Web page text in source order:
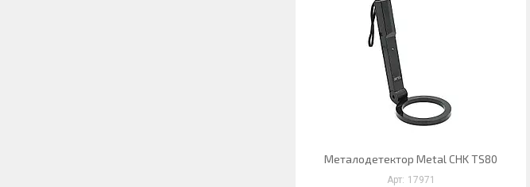
Металодетектор Metal CHK TS80
17971